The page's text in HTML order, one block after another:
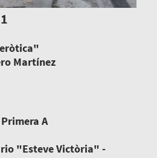
Martínez
A
"Esteve Victòria" -